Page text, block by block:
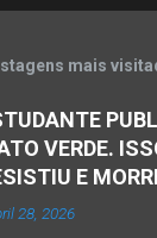
e
t
á
mais
VERDE.
E
28, 2026